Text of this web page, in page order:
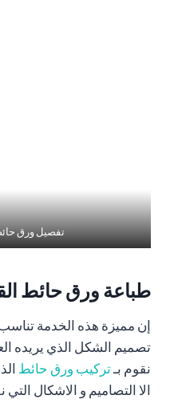
تفصيل ورق
طباعة ورق حائط
إن مميزة هذه الخدمة تناسب
تصميم الشكل الذي يريده
نقوم بـتركيب ورق حائط
الا التصاميم و الاشكال